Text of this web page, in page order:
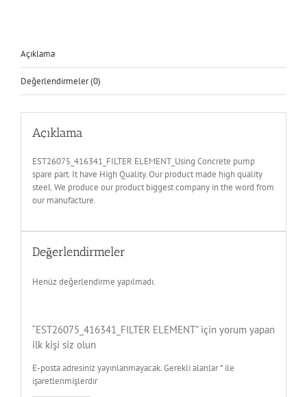
Açıklama
Değerlendirmeler (0)
Açıklama
EST26075_416341_FILTER ELEMENT_Using Concrete pump
spare part. It have High Quality. Our product made high quality
steel. We produce our product biggest company in the word from
our manufacture.
Değerlendirmeler
Henüz değerlendirme yapılmadı.
“EST26075_416341_FILTER ELEMENT” için yorum yapan
ilk kişi siz olun
E-posta adresiniz yayınlanmayacak. Gerekli alanlar*ile
işaretlenmişlerdir